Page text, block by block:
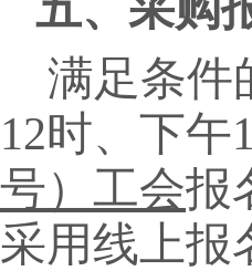
满足条件
12时、下午
号）工会报
采用线上报